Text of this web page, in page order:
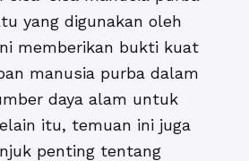
yang digunakan oleh
memberikan bukti kuat
manusia purba dalam
daya alam untuk
itu, temuan ini juga
penting tentang